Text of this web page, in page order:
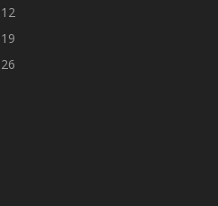
12
19
26